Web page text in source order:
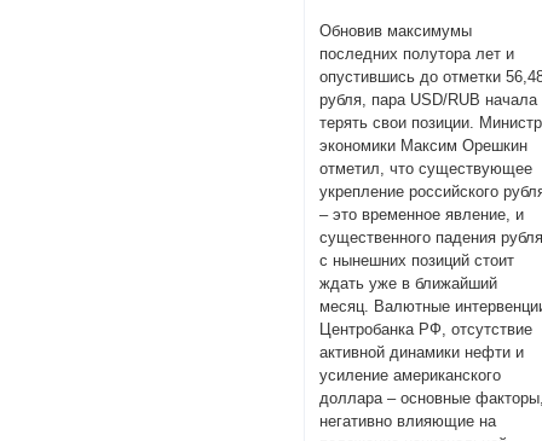
Обновив максимумы
последних полутора лет и
опустившись до отметки
рубля, пара USD/RUB начала
терять свои позиции. Министр
экономики Максим Орешкин
отметил, что существующее
укрепление российского
– это временное явление, и
существенного падения
с нынешних позиций стоит
ждать уже в ближайший
месяц. Валютные
Центробанка РФ, отсутствие
активной динамики нефти и
усиление американского
доллара – основные
негативно влияющие на